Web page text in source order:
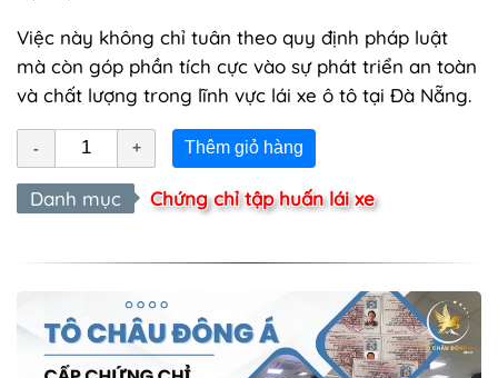
Việc này không chỉ tuân theo quy định pháp luật
mà còn góp phần tích cực vào sự phát triển an toàn
và chất lượng trong lĩnh vực lái xe ô tô tại Đà Nẵng.
Thêm giỏ hàng
Danh mục Chứng chỉ tập huấn lái xe